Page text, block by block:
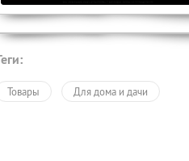
Товары Для дома и дачи